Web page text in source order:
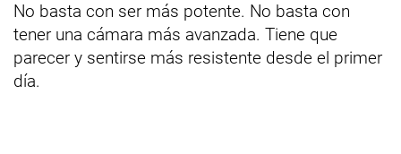
No basta con ser más potente. No basta con
tener una cámara más avanzada. Tiene que
parecer y sentirse más resistente desde el primer
día.